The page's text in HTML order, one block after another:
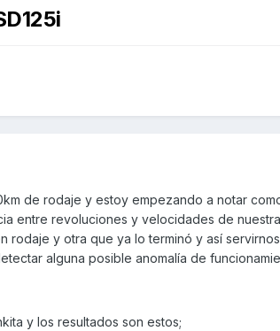
de rodaje y estoy empezando a notar
entre revoluciones y velocidades de
rodaje y otra que ya lo terminó y así
alguna posible anomalía de
y los resultados son estos;